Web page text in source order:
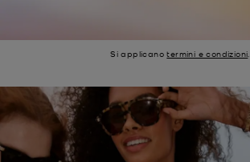
Si applicanotermini e condizioni.